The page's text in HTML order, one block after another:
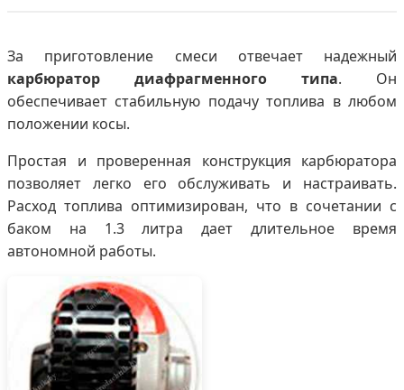
За приготовление смеси отвечает надежный
карбюратор диафрагменного типа. Он
обеспечивает стабильную подачу топлива в любом
положении косы.
Простая и проверенная конструкция карбюратора
позволяет легко его обслуживать и настраивать.
Расход топлива оптимизирован, что в сочетании с
баком на 1.3 литра дает длительное время
автономной работы.